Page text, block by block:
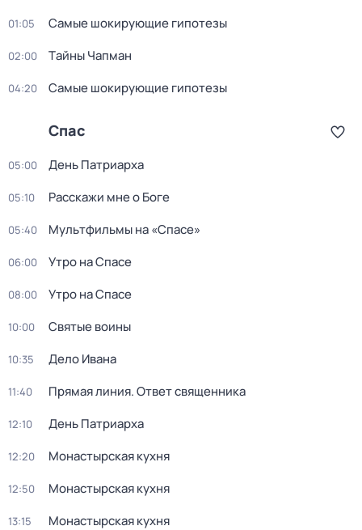
01:05 Самые шoкиpующие гипотезы
02:00 Тaйны Чапман
04:20 Самые шoкиpующие гипотезы
Спас
05:00 День Патриарха
05:10 Расскажи мне о Боге
05:40 Мультфильмы на «Спасе»
06:00 Утро на Спасе
08:00 Утро на Спасе
10:00 Святые воины
10:35 Дело Ивана
11:40 Прямая линия. Ответ священника
12:10 День Патриарха
12:20 Монастырская кухня
12:50 Монастырская кухня
13:15 Монастырская кухня